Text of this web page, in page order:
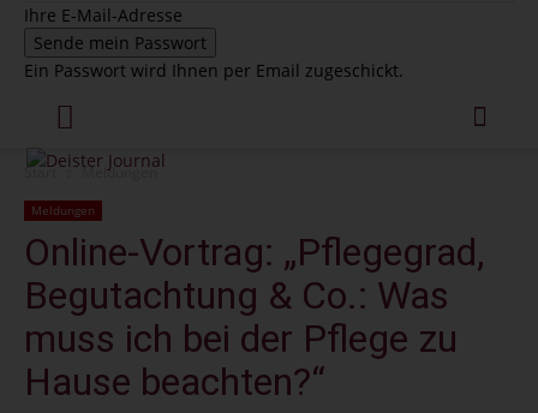
Ihre E-Mail-Adresse
Ein Passwort wird Ihnen per Email zugeschickt.
Start Meldungen
Meldungen
Online-Vortrag: „Pflegegrad,
Begutachtung & Co.: Was
muss ich bei der Pflege zu
Hause beachten?“